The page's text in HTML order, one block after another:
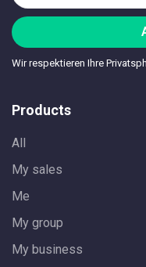
Wir respektieren Ihre
Products
All
My sales
Me
My group
My business